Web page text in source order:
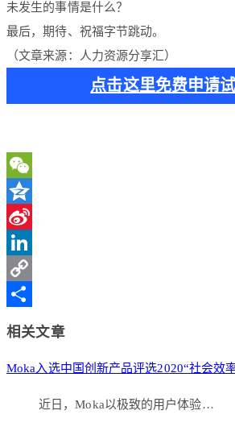
未发生的事情是什么？
最后，期待、祝福字节跳动。
（文章来源：人力资源分享汇）
点击这里免费申请
WeChat
Qzone
Sina
Weibo
LinkedIn
Copy
相关文章
Moka入选中国创新产品评选2020“社会效
近日，Moka以极致的用户体验…